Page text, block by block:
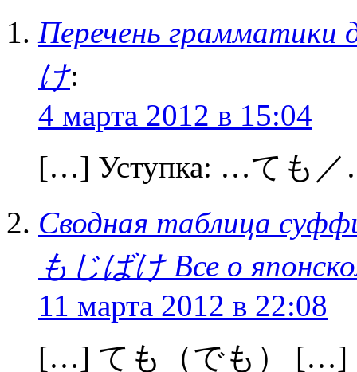
Перечень грамматики
け:
4 марта 2012 в 15:04
[…] Уступка: …ても
Сводная таблица
もじばけ Все о
11 марта 2012 в 22:08
[…] ても（でも） […]